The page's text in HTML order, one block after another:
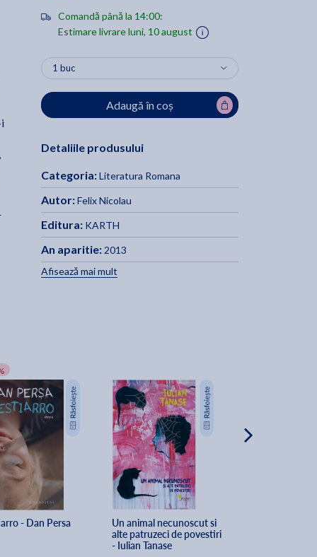
i
Comandă până la 14:00:
Estimare livrare luni, 10 august
Adaugă în coș
Detaliile produsului
Categoria:Literatura Romana
Autor:Felix Nicolau
Editura:KARTH
An aparitie:2013
Afisează mai mult
- Dan Persa
Un animal necunoscut si
alte patruzeci de povestiri
- Iulian Tanase